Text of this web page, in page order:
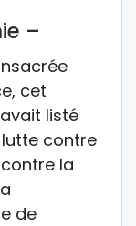
–
cet
listé
contre
la
de